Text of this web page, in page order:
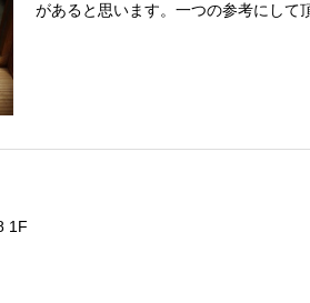
があると思います。一つの参考にして
1F